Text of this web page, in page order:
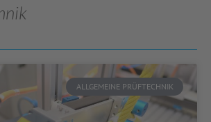
ALLGEMEINE PRÜFTECHNIK